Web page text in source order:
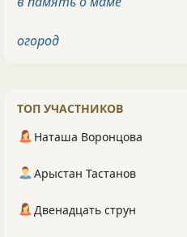
огород
ТОП УЧАСТНИКОВ
Наташа Воронцова
Арыстан Тастанов
Двенадцать струн